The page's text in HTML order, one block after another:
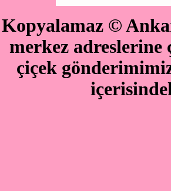
Kopyalamaz ©
merkez adreslerine
çiçek